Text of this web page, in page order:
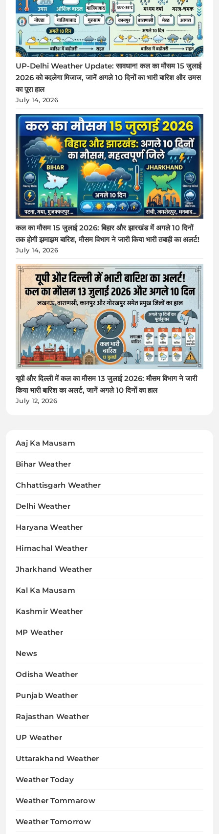
UP-Delhi Weather Update: सावधान! कल का मौसम 15 जुलाई
2026 को बदलेगा मिजाज, जानें अगले 10 दिनों का भारी बारिश और उमस
का पूरा हाल
July 14, 2026
कल का मौसम 15 जुलाई 2026: बिहार और झारखंड में अगले 10 दिनों
तक होगी झमाझम बारिश, मौसम विभाग ने जारी किया भारी तबाही का अलर्ट!
July 14, 2026
यूपी और दिल्ली में कल का मौसम 13 जुलाई 2026: मौसम विभाग ने जारी
किया भारी बारिश का अलर्ट, जानें अगले 10 दिनों का हाल
July 12, 2026
Aaj Ka Mausam
Bihar Weather
Chhattisgarh Weather
Delhi Weather
Haryana Weather
Himachal Weather
Jharkhand Weather
Kal Ka Mausam
Kashmir Weather
MP Weather
News
Odisha Weather
Punjab Weather
Rajasthan Weather
UP Weather
Uttarakhand Weather
Weather Today
Weather Tommarow
Weather Tomorrow